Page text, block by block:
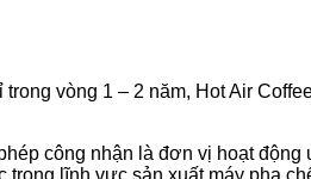
vòng 1 – 2 năm, Hot Air
công nhận là đơn vị hoạt động
trong lĩnh vực sản xuất máy pha